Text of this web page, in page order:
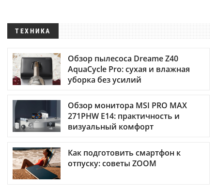
ТЕХНИКА
Обзор пылесоса Dreame Z40
AquaCycle Pro: сухая и влажная
уборка без усилий
Обзор монитора MSI PRO MAX
271PHW E14: практичность и
визуальный комфорт
Как подготовить смартфон к
отпуску: советы ZOOM